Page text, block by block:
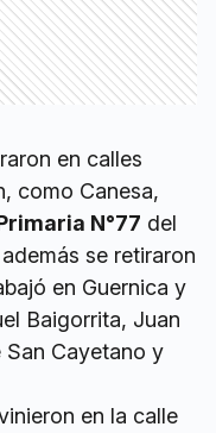
en calles
como Canesa,
N°77 del
se retiraron
en Guernica y
Baigorrita, Juan
San Cayetano y
en la calle